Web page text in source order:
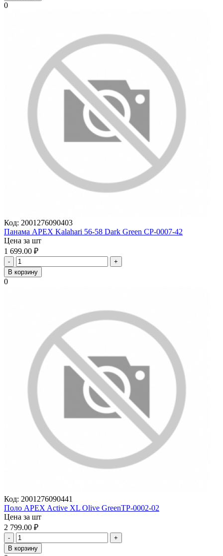
0
Код: 2001276090403
Панама APEX Kalahari 56-58 Dark Green CP-0007-42
Цена за шт
1 699.00 ₽
-
+
В корзину
0
Код: 2001276090441
Поло APEX Active XL Olive GreenTP-0002-02
Цена за шт
2 799.00 ₽
-
+
В корзину